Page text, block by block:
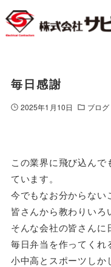
毎日感謝
2025年1月10日 ブログ
この業界に飛び込んで
ています。
今でもなお分からない
皆さんから教わりいろ
そんな会社の皆さんに
毎日弁当を作ってくれ
小中高とスポーツしか